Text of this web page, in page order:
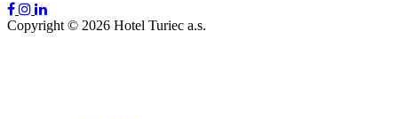
Copyright © 2026 Hotel Turiec a.s.